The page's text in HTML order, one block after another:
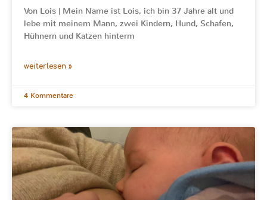
Von Lois | Mein Name ist Lois, ich bin 37 Jahre alt und
lebe mit meinem Mann, zwei Kindern, Hund, Schafen,
Hühnern und Katzen hinterm
weiterlesen »
4 Kommentare